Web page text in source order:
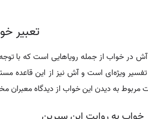
تعبیر
در خواب از جمله رویاهایی است که با
تفسیر ویژه‌ای است و آش نیز از این قاعده
مربوط به دیدن این خواب از دیدگاه